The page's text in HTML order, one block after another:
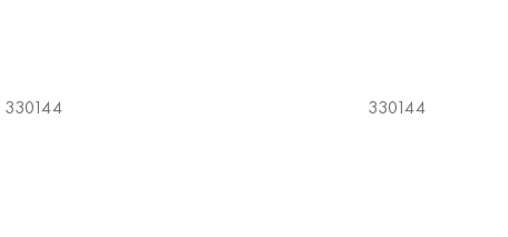
330144 330144